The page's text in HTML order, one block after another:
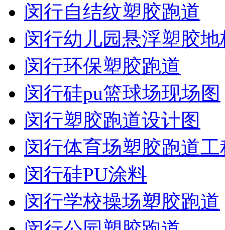
闵行自结纹塑胶跑道
闵行幼儿园悬浮塑胶
闵行环保塑胶跑道
闵行硅pu篮球场现场图
闵行塑胶跑道设计图
闵行体育场塑胶跑道工
闵行硅PU涂料
闵行学校操场塑胶跑道